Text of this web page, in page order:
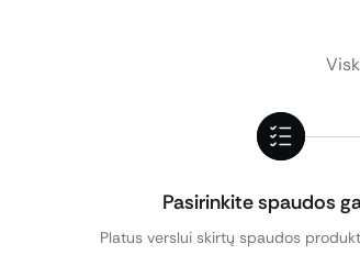
Tiekiamas kartu su apsauginiu
Spalva: anoduoto aliuminio.
Pagrindas pagamintas iš metalo.
Pasirinkite spaudos
Platus verslui skirtų spaudos